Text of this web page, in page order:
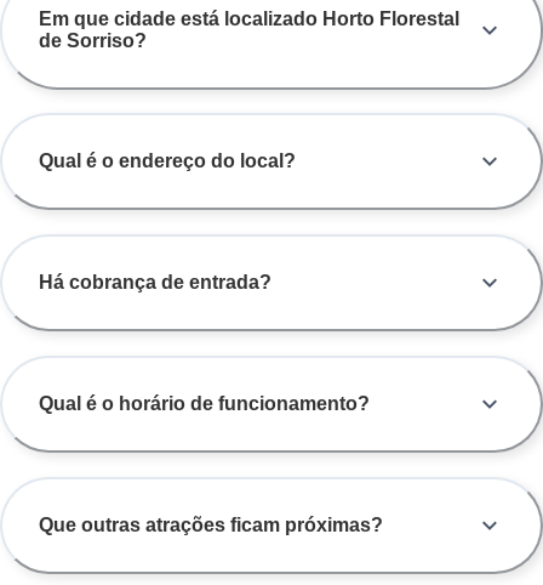
Em que cidade está localizado Horto Florestal
de Sorriso?
Qual é o endereço do local?
Há cobrança de entrada?
Qual é o horário de funcionamento?
Que outras atrações ficam próximas?